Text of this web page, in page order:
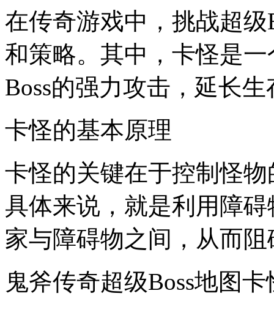
在传奇游戏中，挑战超
和策略。其中，卡怪是
Boss的强力攻击，延长
卡怪的基本原理
卡怪的关键在于控制怪
具体来说，就是利用障
家与障碍物之间，从而
鬼斧传奇超级Boss地图